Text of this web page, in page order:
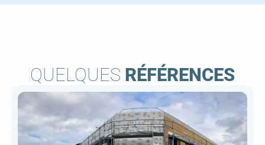
QUELQUES RÉFÉRENCES